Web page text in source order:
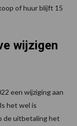
of huur blijft 15
wijzigen
een wijziging aan
het wel is
de uitbetaling het